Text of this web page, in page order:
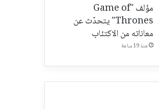
مؤلف "Game of
Thrones" يتحدّث عن
معاناته من الاكتئاب
منذ 19 ساعة